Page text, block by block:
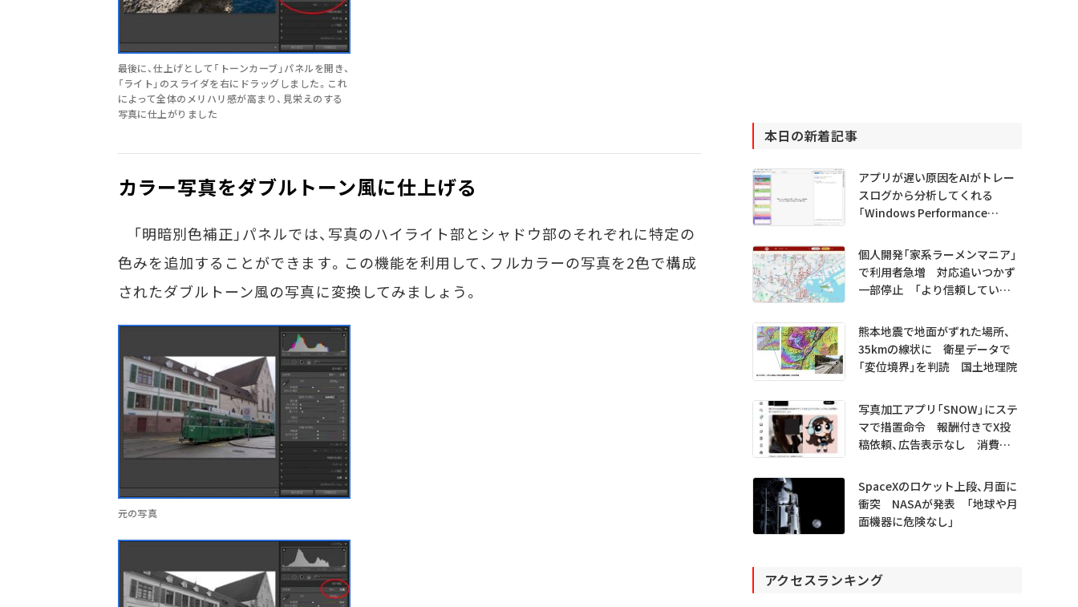
最後に、仕上げとして「トーンカーブ」パネルを開き、
「ライト」のスライダを右にドラッグしました。これ
によって全体のメリハリ感が高まり、見栄えのする
写真に仕上がりました
カラー写真をダブルトーン風に仕上げる
「明暗別色補正」パネルでは、写真のハイライト部とシャドウ部のそれぞれに特定の
色みを追加することができます。この機能を利用して、フルカラーの写真を2色で構成
されたダブルトーン風の写真に変換してみましょう。
元の写真
本日の新着記事
アプリが遅い原因をAIがトレー
スログから分析してくれる
「Windows Performance
プレビュー公開
個人開発「家系ラーメンマニア」
で利用者急増 対応追いつかず
一部停止 「より信頼していた
熊本地震で地面がずれた場所、
35kmの線状に 衛星データで
「変位境界」を判読 国土地理院
写真加工アプリ「SNOW」にステ
マで措置命令 報酬付きでX投
稿依頼、広告表示なし 消費者
SpaceXのロケット上段、月面に
衝突 NASAが発表 「地球や月
面機器に危険なし」
アクセスランキング